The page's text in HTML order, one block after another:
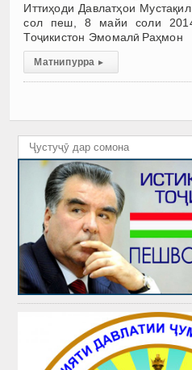
Иттиҳоди Давлатҳои
сол пеш, 8 майи соли
Тоҷикистон Эмомалӣ Раҳмон
Матни пурра ▸